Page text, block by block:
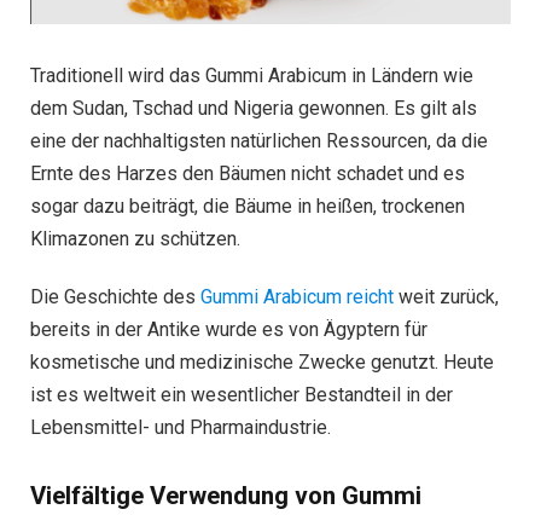
Traditionell wird das Gummi Arabicum in Ländern wie
dem Sudan, Tschad und Nigeria gewonnen. Es gilt als
eine der nachhaltigsten natürlichen Ressourcen, da die
Ernte des Harzes den Bäumen nicht schadet und es
sogar dazu beiträgt, die Bäume in heißen, trockenen
Klimazonen zu schützen.
Die Geschichte des Gummi Arabicum reicht weit zurück,
bereits in der Antike wurde es von Ägyptern für
kosmetische und medizinische Zwecke genutzt. Heute
ist es weltweit ein wesentlicher Bestandteil in der
Lebensmittel- und Pharmaindustrie.
Vielfältige Verwendung von Gummi